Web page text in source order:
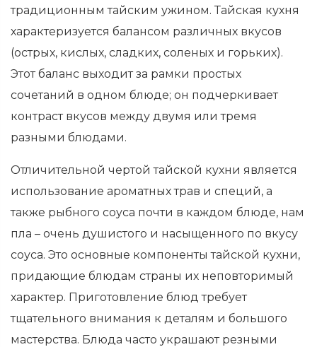
традиционным тайским ужином. Тайская кухня
характеризуется балансом различных вкусов
(острых, кислых, сладких, соленых и горьких).
Этот баланс выходит за рамки простых
сочетаний в одном блюде; он подчеркивает
контраст вкусов между двумя или тремя
разными блюдами.
Отличительной чертой тайской кухни является
использование ароматных трав и специй, а
также рыбного соуса почти в каждом блюде, нам
пла – очень душистого и насыщенного по вкусу
соуса. Это основные компоненты тайской кухни,
придающие блюдам страны их неповторимый
характер. Приготовление блюд требует
тщательного внимания к деталям и большого
мастерства. Блюда часто украшают резными